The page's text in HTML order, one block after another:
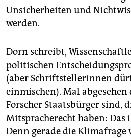
Unsicherheiten und
werden.
Dorn schreibt,
politischen
(aber Schriftstellerinnen
einmischen). Mal abgesehen
Forscher Staatsbürger sind,
Mitspracherecht haben: Das
Denn gerade die Klimafrage